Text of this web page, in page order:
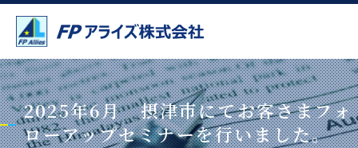
2025年6月 摂津市にてお客さまフォ
ローアップセミナーを行いました。